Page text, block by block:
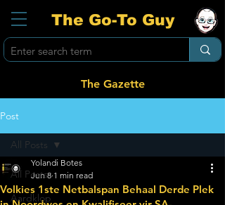
The Go-To Guy
The Gazette
Post
All Posts
Aardklop
All Posts
Volkies 1ste Netbalspan Behaal Derde Plek
Yolandi Botes
Jun 8 1 min read